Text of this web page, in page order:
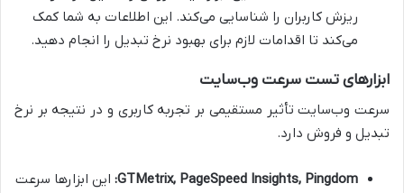
ریزش کاربران را شناسایی می‌کند. این اطلاعات به شما کمک
می‌کند تا اقدامات لازم برای بهبود نرخ تبدیل را انجام دهید.
ابزارهای تست سرعت وب‌سایت
سرعت وب‌سایت تأثیر مستقیمی بر تجربه کاربری و در نتیجه بر نرخ
تبدیل و فروش دارد.
GTMetrix, PageSpeed Insights, Pingdom: این ابزارها سرعت